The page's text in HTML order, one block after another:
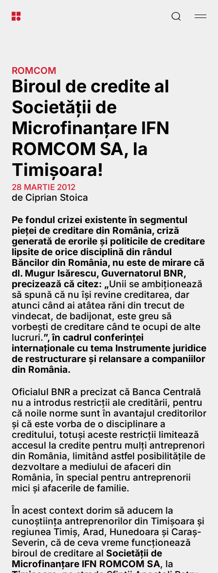
ROMCOM
Biroul de credite al
Societăţii de
Microfinanţare IFN
ROMCOM SA, la
Timişoara!
28 MARTIE 2012
de Ciprian Stoica
Pe fondul crizei existente în segmentul
pieţei de creditare din România, criză
generată de erorile şi politicile de creditare
lipsite de orice disciplină din rândul
Băncilor din România, nu este de mirare că
dl. Mugur Isărescu, Guvernatorul BNR,
precizează că citez: „Unii se ambiţionează
să spună că nu îşi revine creditarea, dar
atunci când ai atâtea răni din trecut de
vindecat, de badijonat, este greu să
vorbeşti de creditare când te ocupi de alte
lucruri.”, în cadrul conferinţei
internaţionale cu tema Instrumente juridice
de restructurare şi relansare a companiilor
din România.
Oficialul BNR a precizat că Banca Centrală
nu a introdus restricţii ale creditării, pentru
că noile norme sunt în avantajul creditorilor
şi că este vorba de o disciplinare a
creditului, totuşi aceste restricţii limitează
accesul la credite pentru mulţi antreprenori
din România, limitând astfel posibilităţile de
dezvoltare a mediului de afaceri din
România, în special pentru antreprenorii
mici şi afacerile de familie.
În acest context dorim să aducem la
cunoştiinţa antreprenorilor din Timişoara şi
regiunea Timiş, Arad, Hunedoara şi Caraş-
Severin, că de ceva vreme funcţionează
biroul de creditare al Societăţii de
Microfinanţare IFN ROMCOM SA, la